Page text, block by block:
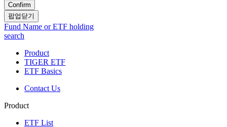
Confirm
팝업닫기
Fund Name or ETF holding
search
Product
TIGER ETF
ETF Basics
Contact Us
Product
ETF List